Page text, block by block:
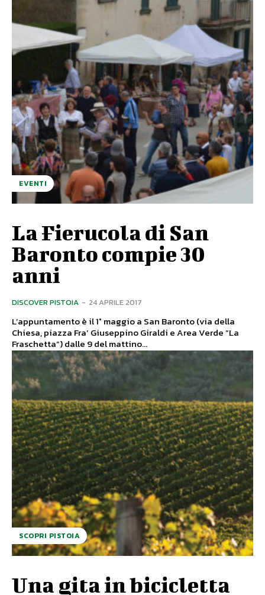
EVENTI
La Fierucola di San
Baronto compie 30
anni
DISCOVER PISTOIA - 24 APRILE 2017
L’appuntamento è il 1° maggio a San Baronto (via della
Chiesa, piazza Fra’ Giuseppino Giraldi e Area Verde “La
Fraschetta”) dalle 9 del mattino...
SCOPRI PISTOIA
Una gita in bicicletta